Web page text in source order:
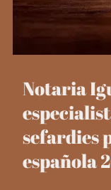
Notaria
sefardies
española